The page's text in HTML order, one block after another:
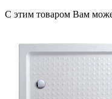
С этим товаром Вам